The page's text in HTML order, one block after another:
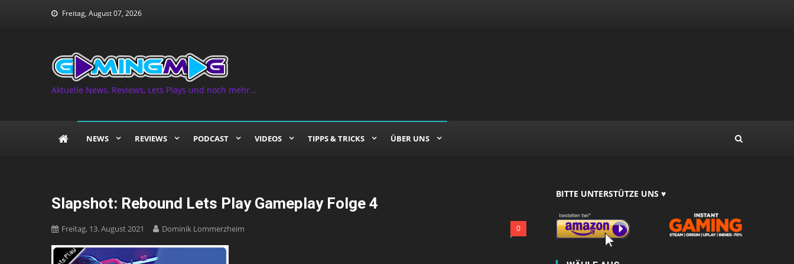
Freitag, August 07, 2026
Aktuelle News, Reviews, Lets Plays und noch mehr…
NEWS REVIEWS PODCAST VIDEOS TIPPS & TRICKS ÜBER UNS
Slapshot: Rebound Lets Play Gameplay Folge 4
Freitag, 13. August 2021 Dominik Lommerzheim 0
BITTE UNTERSTÜTZE UNS ♥